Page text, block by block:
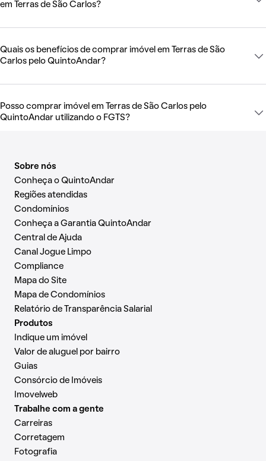
em Terras de São Carlos?
Quais os benefícios de comprar imóvel em Terras de São
Carlos pelo QuintoAndar?
Posso comprar imóvel em Terras de São Carlos pelo
QuintoAndar utilizando o FGTS?
Sobre nós
Conheça o QuintoAndar
Regiões atendidas
Condomínios
Conheça a Garantia QuintoAndar
Central de Ajuda
Canal Jogue Limpo
Compliance
Mapa do Site
Mapa de Condomínios
Relatório de Transparência Salarial
Produtos
Indique um imóvel
Valor de aluguel por bairro
Guias
Consórcio de Imóveis
Imovelweb
Trabalhe com a gente
Carreiras
Corretagem
Fotografia